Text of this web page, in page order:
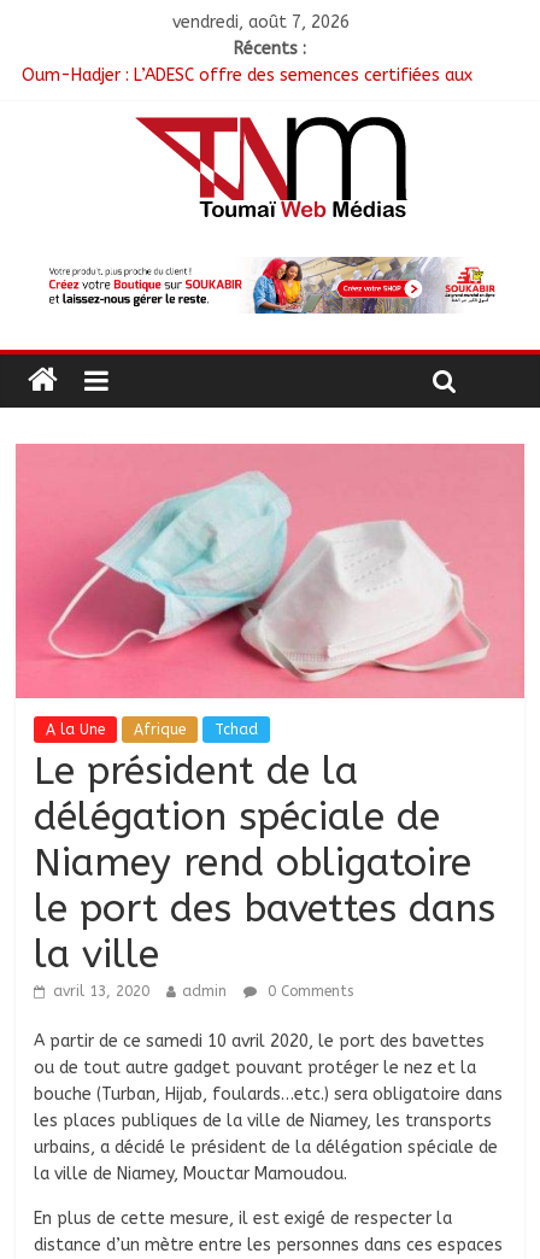
vendredi, août 7, 2026
Récents :
Oum-Hadjer : L’ADESC offre des semences certifiées aux
RGPH-3 : Le Tchad clôture la collecte des données avec plus
de 4,3 millions de ménages recensés
Tchad–Égypte : La Commission mixte relance les grands
chantiers de coopération
Nigeria : 308 otages libérés lors d’une vaste opération de
A la Une Afrique Tchad
Le président de la
délégation spéciale de
Niamey rend obligatoire
le port des bavettes dans
la ville
avril 13, 2020 admin 0 Comments
A partir de ce samedi 10 avril 2020, le port des bavettes
ou de tout autre gadget pouvant protéger le nez et la
bouche (Turban, Hijab, foulards…etc.) sera obligatoire dans
les places publiques de la ville de Niamey, les transports
urbains, a décidé le président de la délégation spéciale de
la ville de Niamey, Mouctar Mamoudou.
En plus de cette mesure, il est exigé de respecter la
distance d’un mètre entre les personnes dans ces espaces